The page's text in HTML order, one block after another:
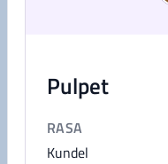
Pulpet
RASA
Kundel